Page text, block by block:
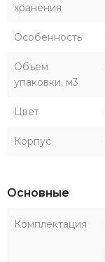
хранения
Особенность
Объем
упаковки, м3
Цвет
Корпус
Основные
Комплектация